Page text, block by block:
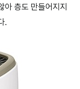
아 층도 만들어지지
.